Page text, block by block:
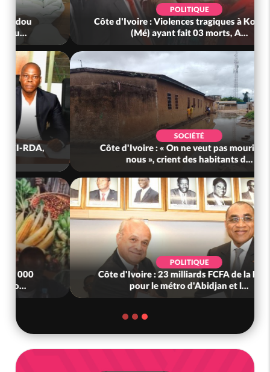
POLITIQUE
Côte d'Ivoire : Violences tragiques à Kossandji
(Mé) ayant fait 03 morts, A...
Côte d'Ivoire : « On ne veut pas mourir chez
nous », crient des habitants d...
POLITIQUE
Côte d'Ivoire : 23 milliards FCFA de la France
pour le métro d'Abidjan et l...